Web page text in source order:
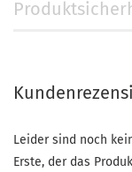
Leider sind noch
Erste, der das